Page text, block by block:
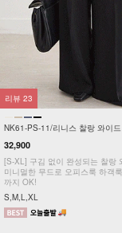
NK61-PS-11/리니스 찰랑 와이
32,900
[S-XL] 구김 없이 완성되는 찰랑
미니멀한 무드로 오피스룩 하객룩 데일리 착장
까지 OK!
S,M,L,XL
리뷰 23